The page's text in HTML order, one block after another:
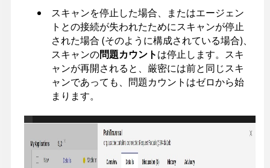
スキャンを停止した場合、またはエージェン
トとの接続が失われたためにスキャンが停止
された場合 (そのように構成されている場合)、
スキャンの問題カウントは停止します。スキ
ャンが再開されると、厳密には前と同じスキ
ャンであっても、問題カウントはゼロから始
まります。